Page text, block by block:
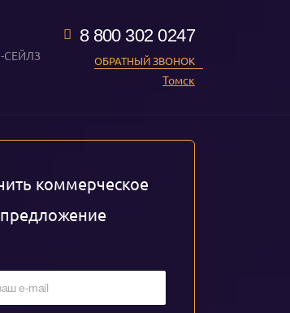
СЕЙЛЗ
8 800 302 0247
ОБРАТНЫЙ ЗВОНОК
Томск
коммерческое
предложение